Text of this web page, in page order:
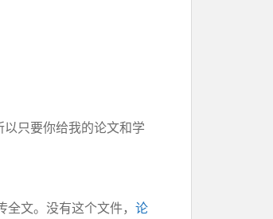
只要你给我的论文和学
文。没有这个文件， 论